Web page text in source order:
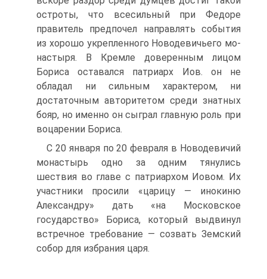
остроты, что всесильный при Федоре
правитель пред­почел направлять события
из хорошо укрепленного Новодевичьего мо­
настыря. В Кремле доверенным лицом
Бориса оставался патриарх Иов. он не
обладал ни сильным характером, ни
достаточным авторитетом среди знатных
бояр, но именно он сыграл главную роль при
воцарении Бориса.
С 20 января по 20 февраля в Новодевичий
монастырь одно за одним тянулись
шествия во главе с патриархом Иовом. Их
участники просили «царицу — инокиню
Александру» дать «на Московское
государство» Бориса, который выдвинул
встречное требование — созвать Земский
собор для избрания царя.